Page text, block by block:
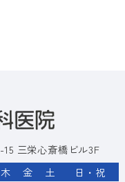
三栄心斎橋ビル3F
木 金 土
日・祝